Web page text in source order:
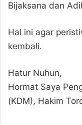
Bijaksana dan
Hal ini agar
kembali.
Hatur Nuhun,
Hormat Saya
(KDM), Hakim